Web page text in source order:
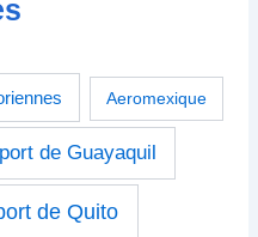
Aeromexique
de Guayaquil
de Quito